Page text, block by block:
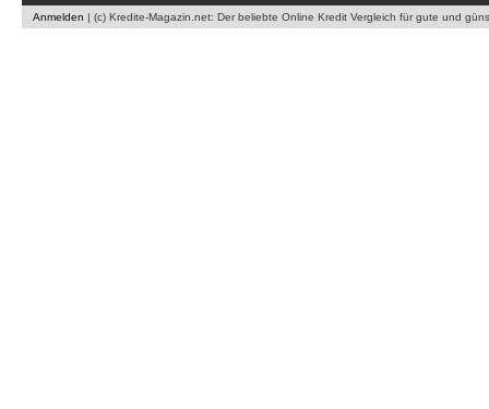
Anmelden | (c) Kredite-Magazin.net: Der beliebte Online Kredit Vergleich für gute und